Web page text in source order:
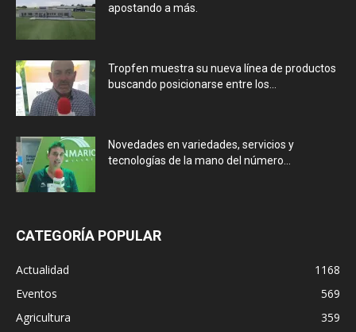
apostando a más.
Tropfen muestra su nueva línea de productos
buscando posicionarse entre los...
Novedades en variedades, servicios y
tecnologías de la mano del número...
CATEGORÍA POPULAR
Actualidad
1168
Eventos
569
Agricultura
359